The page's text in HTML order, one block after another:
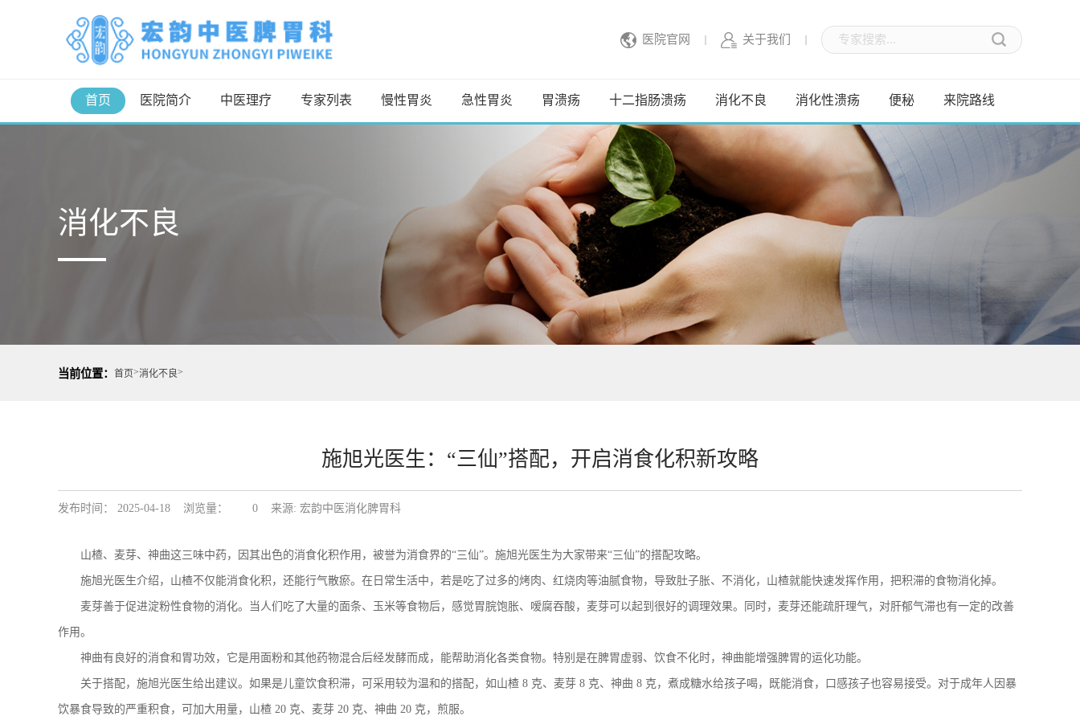
医院官网 关于我们
首页 医院简介 中医理疗 专家列表 慢性胃炎 急性胃炎 胃溃疡 十二指肠溃疡 消化不良 消化性溃疡 便秘 来院路线
消化不良
当前位置： 首页>消化不良>
施旭光医生：“三仙”搭配，开启消食化积新攻略
发布时间： 2025-04-18 浏览量： 0 来源: 宏韵中医消化脾胃科
山楂、麦芽、神曲这三味中药，因其出色的消食化积作用，被誉为消食界的“三仙”。施旭光医生为大家带来“三仙”的搭配攻略。
施旭光医生介绍，山楂不仅能消食化积，还能行气散瘀。在日常生活中，若是吃了过多的烤肉、红烧肉等油腻食物，导致肚子胀、不消化，山楂就能快速发挥作用，把积滞的食物消化掉。
麦芽善于促进淀粉性食物的消化。当人们吃了大量的面条、玉米等食物后，感觉胃脘饱胀、嗳腐吞酸，麦芽可以起到很好的调理效果。同时，麦芽还能疏肝理气，对肝郁气滞也有一定的改善
作用。
神曲有良好的消食和胃功效，它是用面粉和其他药物混合后经发酵而成，能帮助消化各类食物。特别是在脾胃虚弱、饮食不化时，神曲能增强脾胃的运化功能。
关于搭配，施旭光医生给出建议。如果是儿童饮食积滞，可采用较为温和的搭配，如山楂 8 克、麦芽 8 克、神曲 8 克，煮成糖水给孩子喝，既能消食，口感孩子也容易接受。对于成年人因暴
饮暴食导致的严重积食，可加大用量，山楂 20 克、麦芽 20 克、神曲 20 克，煎服。